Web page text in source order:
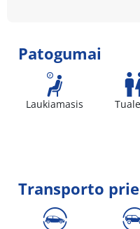
Patogumai
Laukiamasis
Transporto